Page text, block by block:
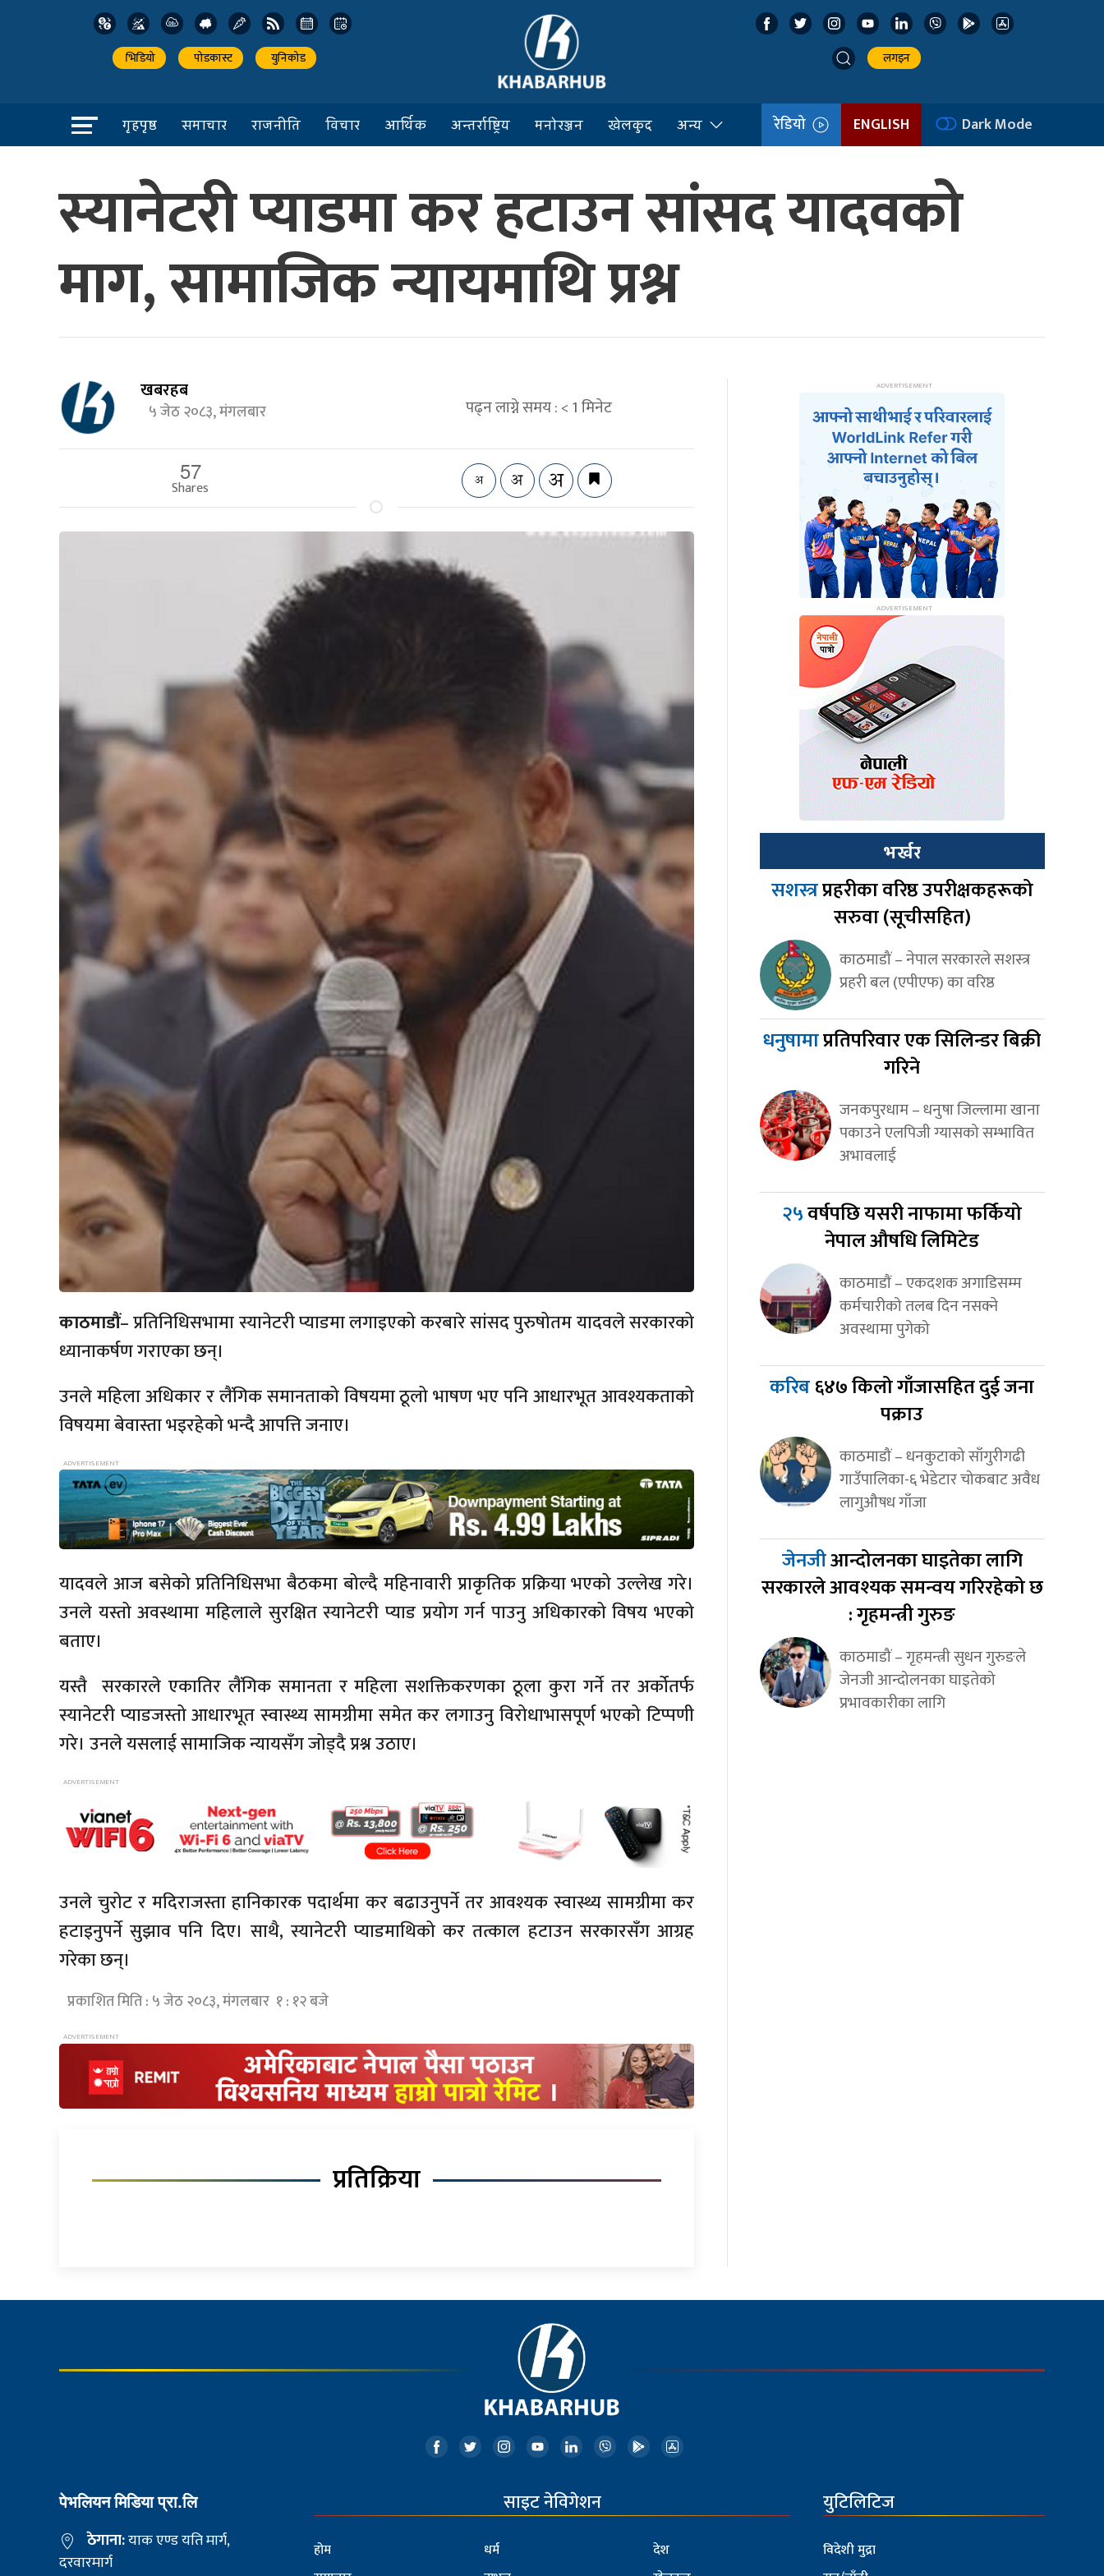
भिडियो पोडकास्ट युनिकोड लगइन
गृहपृष्ठ समाचार राजनीति विचार आर्थिक अन्तर्राष्ट्रिय मनोरञ्जन खेलकुद अन्य रेडियो ENGLISH Dark Mode
स्यानेटरी प्याडमा कर हटाउन सांसद यादवको
माग, सामाजिक न्यायमाथि प्रश्न
खबरहब
५ जेठ २०८३, मंगलबार पढ्न लाग्ने समय :< 1मिनेट
57
Shares
काठमाडौं– प्रतिनिधिसभामा स्यानेटरी प्याडमा लगाइएको करबारे सांसद पुरुषोतम यादवले सरकारको
ध्यानाकर्षण गराएका छन्।
उनले महिला अधिकार र लैंगिक समानताको विषयमा ठूलो भाषण भए पनि आधारभूत आवश्यकताको
विषयमा बेवास्ता भइरहेको भन्दै आपत्ति जनाए।
यादवले आज बसेको प्रतिनिधिसभा बैठकमा बोल्दै महिनावारी प्राकृतिक प्रक्रिया भएको उल्लेख गरे।
उनले यस्तो अवस्थामा महिलाले सुरक्षित स्यानेटरी प्याड प्रयोग गर्न पाउनु अधिकारको विषय भएको
बताए।
यस्तै सरकारले एकातिर लैंगिक समानता र महिला सशक्तिकरणका ठूला कुरा गर्ने तर अर्कोतर्फ
स्यानेटरी प्याडजस्तो आधारभूत स्वास्थ्य सामग्रीमा समेत कर लगाउनु विरोधाभासपूर्ण भएको टिप्पणी
गरे। उनले यसलाई सामाजिक न्यायसँग जोड्दै प्रश्न उठाए।
उनले चुरोट र मदिराजस्ता हानिकारक पदार्थमा कर बढाउनुपर्ने तर आवश्यक स्वास्थ्य सामग्रीमा कर
हटाइनुपर्ने सुझाव पनि दिए। साथै, स्यानेटरी प्याडमाथिको कर तत्काल हटाउन सरकारसँग आग्रह
गरेका छन्।
प्रकाशित मिति : ५ जेठ २०८३, मंगलबार १ : १२ बजे
प्रतिक्रिया
भर्खर
सशस्त्रप्रहरीका वरिष्ठ उपरीक्षकहरूको
सरुवा (सूचीसहित)
काठमाडौं – नेपाल सरकारले सशस्त्र
प्रहरी बल (एपीएफ) का वरिष्ठ
धनुषामाप्रतिपरिवार एक सिलिन्डर बिक्री
गरिने
जनकपुरधाम – धनुषा जिल्लामा खाना
पकाउने एलपिजी ग्यासको सम्भावित
अभावलाई
२५वर्षपछि यसरी नाफामा फर्कियो
नेपाल औषधि लिमिटेड
काठमाडाैं – एकदशक अगाडिसम्म
कर्मचारीको तलब दिन नसक्ने
अवस्थामा पुगेको
करिब६४७ किलो गाँजासहित दुई जना
पक्राउ
काठमाडौं – धनकुटाको साँगुरीगढी
गाउँपालिका-६ भेडेटार चोकबाट अवैध
लागुऔषध गाँजा
जेनजीआन्दोलनका घाइतेका लागि
सरकारले आवश्यक समन्वय गरिरहेको छ
: गृहमन्त्री गुरुङ
काठमाडौं – गृहमन्त्री सुधन गुरुङले
जेनजी आन्दोलनका घाइतेको
प्रभावकारीका लागि
पेभलियन मिडिया प्रा.लि
ठेगाना:याक एण्ड यति मार्ग,
दरवारमार्ग
साइट नेविगेशन
होम
धर्म
देश
युटिलिटिज
विदेशी मुद्रा